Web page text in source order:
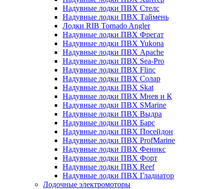
Надувные лодки ПВХ Стелс
Надувные лодки ПВХ Таймень
Лодки RIB Tornado Angler
Надувные лодки ПВХ Фрегат
Надувные лодки ПВХ Yukona
Надувные лодки ПВХ Apache
Надувные лодки ПВХ Sea-Pro
Надувные лодки ПВХ Flinc
Надувные лодки ПВХ Солар
Надувные лодки ПВХ Skat
Надувные лодки ПВХ Мнев и К
Надувные лодки ПВХ SMarine
Надувные лодки ПВХ Выдра
Надувные лодки ПВХ Барс
Надувные лодки ПВХ Посейдон
Надувные лодки ПВХ ProfMarine
Надувные лодки ПВХ Феникс
Надувные лодки ПВХ Форт
Надувные лодки ПВХ Reef
Надувные лодки ПВХ Гладиатор
Лодочные электромоторы